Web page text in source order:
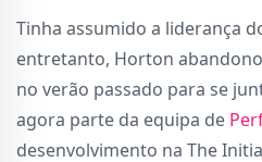
Tinha assumido a liderança
entretanto, Horton
no verão passado para se
agora parte da equipa de
desenvolvimento na The